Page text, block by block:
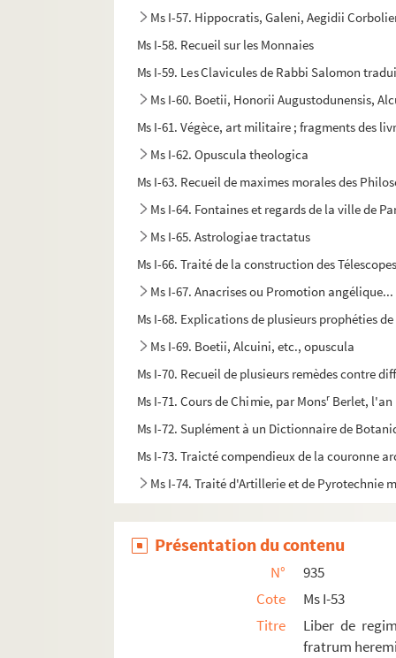
Ms I-57. Hippocratis, Galeni, Aegidii
Ms I-58. Recueil sur les Monnaies
Ms I-59. Les Clavicules de Rabbi Salomon
Ms I-60. Boetii, Honorii Augustodunensis,
Ms I-61. Végèce, art militaire ; fragments des
Ms I-62. Opuscula theologica
Ms I-63. Recueil de maximes morales des
Ms I-64. Fontaines et regards de la ville de
Ms I-65. Astrologiae tractatus
Ms I-66. Traité de la construction des
Ms I-67. Anacrises ou Promotion
Ms I-68. Explications de plusieurs prophéties
Ms I-69. Boetii, Alcuini, etc., opuscula
Ms I-70. Recueil de plusieurs remèdes contre
Ms I-71. Cours de Chimie, par Monsr Berlet, l'an
Ms I-72. Suplément à un Dictionnaire de
Ms I-73. Traicté compendieux de la couronne
Ms I-74. Traité d'Artillerie et de Pyrotechnie
Présentation du contenu
N°
935
Cote
Ms I-53
Titre
Liber de
fratrum